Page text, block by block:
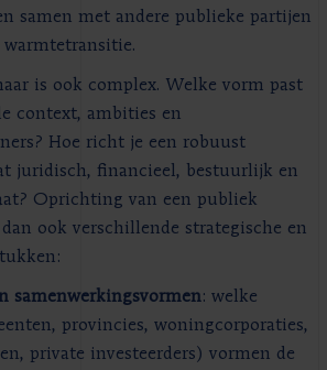
samen met andere publieke partijen
is ook complex. Welke vorm past
context, ambities en
Hoe richt je een robuust
juridisch, financieel, bestuurlijk en
Oprichting van een publiek
ook verschillende strategische en
samenwerkingsvormen: welke
provincies, woningcorporaties,
private investeerders) vormen de